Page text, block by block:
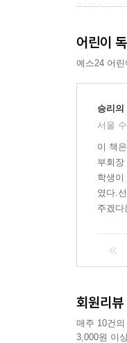
감투이기
태권도복
점이 분명
『승리
로봇마
주문한다
당연하
네거티
운동을 치
그제야 자
어린이
예스24 어
승리의
서울
이 책
부회
학생
였다.
주겠다
회원리뷰
매주 10건
3,000원 이